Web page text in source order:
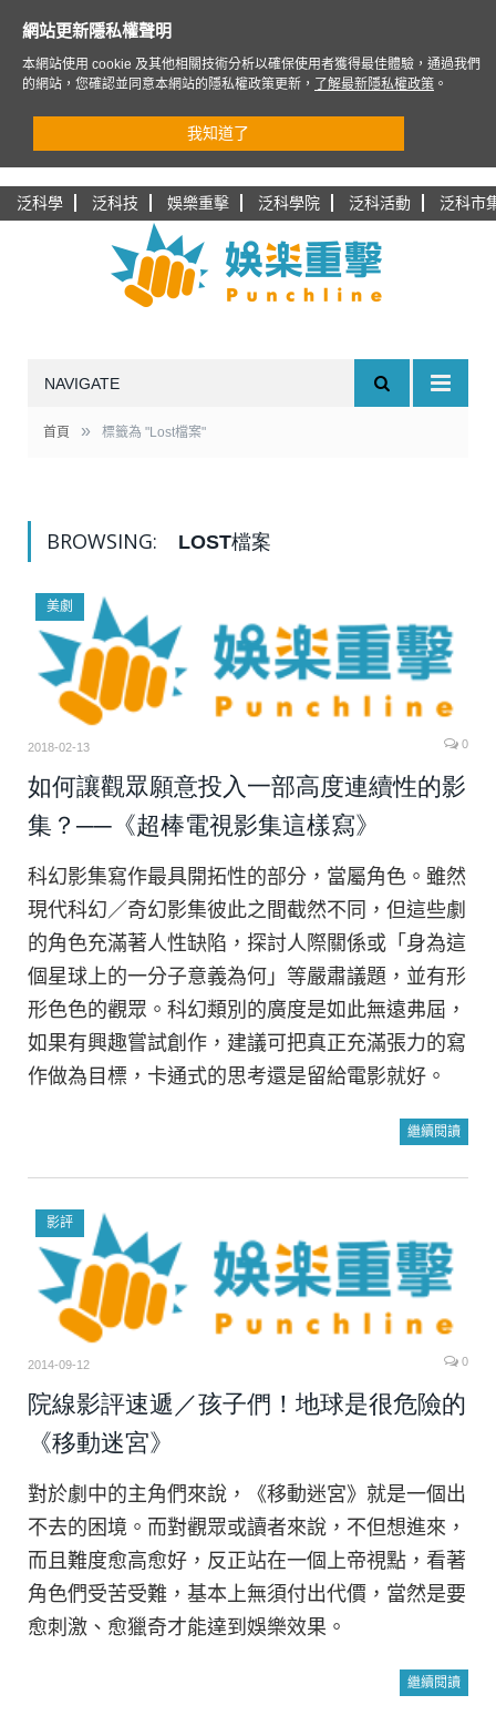
泛科學 泛科技 娛樂重擊 泛科學院 泛科活動 泛科市
NAVIGATE
首頁 » 標籤為 "Lost檔案"
BROWSING: LOST檔案
美劇
2018-02-13 0
如何讓觀眾願意投入一部高度連續性的影
集？──《超棒電視影集這樣寫》
科幻影集寫作最具開拓性的部分，當屬角色。雖然
現代科幻／奇幻影集彼此之間截然不同，但這些劇
的角色充滿著人性缺陷，探討人際關係或「身為這
個星球上的一分子意義為何」等嚴肅議題，並有形
形色色的觀眾。科幻類別的廣度是如此無遠弗屆，
如果有興趣嘗試創作，建議可把真正充滿張力的寫
作做為目標，卡通式的思考還是留給電影就好。
繼續閱讀
影評
2014-09-12 0
院線影評速遞／孩子們！地球是很危險的
《移動迷宮》
對於劇中的主角們來說，《移動迷宮》就是一個出
不去的困境。而對觀眾或讀者來說，不但想進來，
而且難度愈高愈好，反正站在一個上帝視點，看著
角色們受苦受難，基本上無須付出代價，當然是要
愈刺激、愈獵奇才能達到娛樂效果。
繼續閱讀
網站更新隱私權聲明
本網站使用 cookie 及其他相關技術分析以確保使用者獲得最佳體驗，通過我們
的網站，您確認並同意本網站的隱私權政策更新，
了解最新隱私權政策 。
我知道了